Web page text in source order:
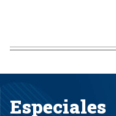
Especiales